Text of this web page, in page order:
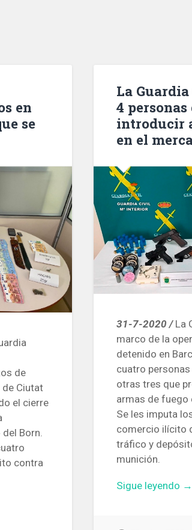
en
se
de
Ciutat
el cierre
Born.
contra
La
4
introducir
en el
31-7-2020 /La
marco de la
detenido en
cuatro
otras tres que
armas de fuego
Se les imputa
comercio ilícito
tráfico y
munición.
Sigue leyendo «La
→